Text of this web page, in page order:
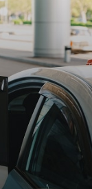
d’un
les gares et
sans
voyagiez
votre trajet
: votre